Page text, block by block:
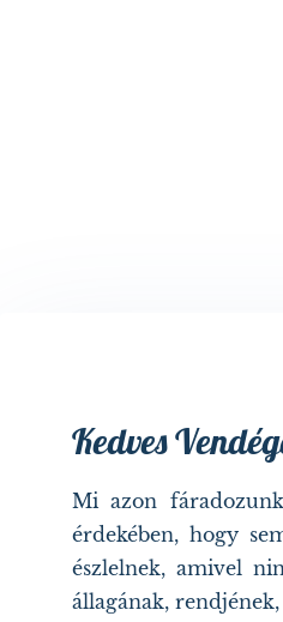
Kedves
Mi azon
érdekében, hogy
észlelnek, amivel
állagának,